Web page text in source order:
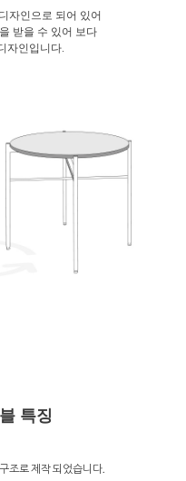
자인으로 되어 있어
받을 수 있어 보다
자인입니다.
특징
조로 제작 되었습니다.